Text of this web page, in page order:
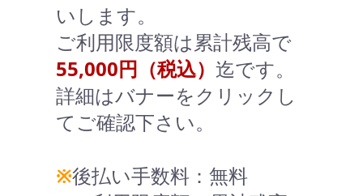
いします。
ご利用限度額は累計残高で
55,000円（税込） 迄です。
詳細はバナーをクリックし
てご確認下さい。
※後払い手数料：無料